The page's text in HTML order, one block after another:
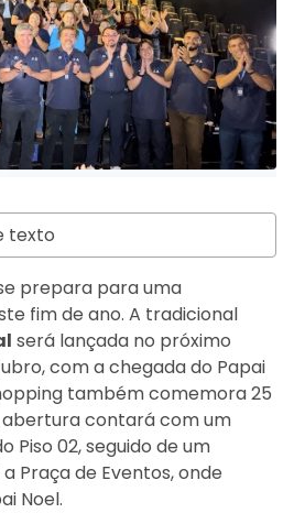
texto
prepara para uma
fim de ano. A tradicional
será lançada no próximo
com a chegada do Papai
também comemora 25
abertura contará com um
Piso 02, seguido de um
Praça de Eventos, onde
Noel.